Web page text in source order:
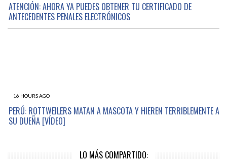
ATENCIÓN: AHORA YA PUEDES OBTENER TU CERTIFICADO DE
ANTECEDENTES PENALES ELECTRÓNICOS
16 HOURS AGO
PERÚ: ROTTWEILERS MATAN A MASCOTA Y HIEREN TERRIBLEMENTE A
SU DUEÑA [VÍDEO]
LO MÁS COMPARTIDO: